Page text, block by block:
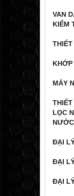
VAN
KIỂM
MÁY
THIẾT
LỌC
ĐẠI
ĐẠI
ĐẠI